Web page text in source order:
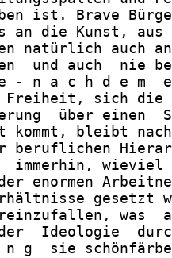
ist. Brave
an die Kunst,
natürlich auch
und auch  nie
- n a c h d e m
sich
über einen
kommt, bleibt
beruflichen
immerhin,
enormen
gesetzt
was
Ideologie
g  sie